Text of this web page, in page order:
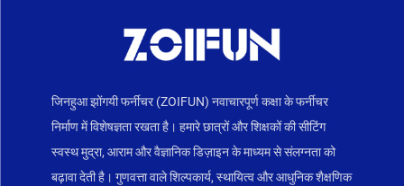
जिनहुआ झोंगयी फर्नीचर (ZOIFUN) नवाचारपूर्ण कक्षा के फर्नीचर
निर्माण में विशेषज्ञता रखता है। हमारे छात्रों और शिक्षकों की सीटिंग
स्वस्थ मुद्रा, आराम और वैज्ञानिक डिज़ाइन के माध्यम से संलग्नता को
बढ़ावा देती है। गुणवत्ता वाले शिल्पकार्य, स्थायित्व और आधुनिक शैक्षणिक